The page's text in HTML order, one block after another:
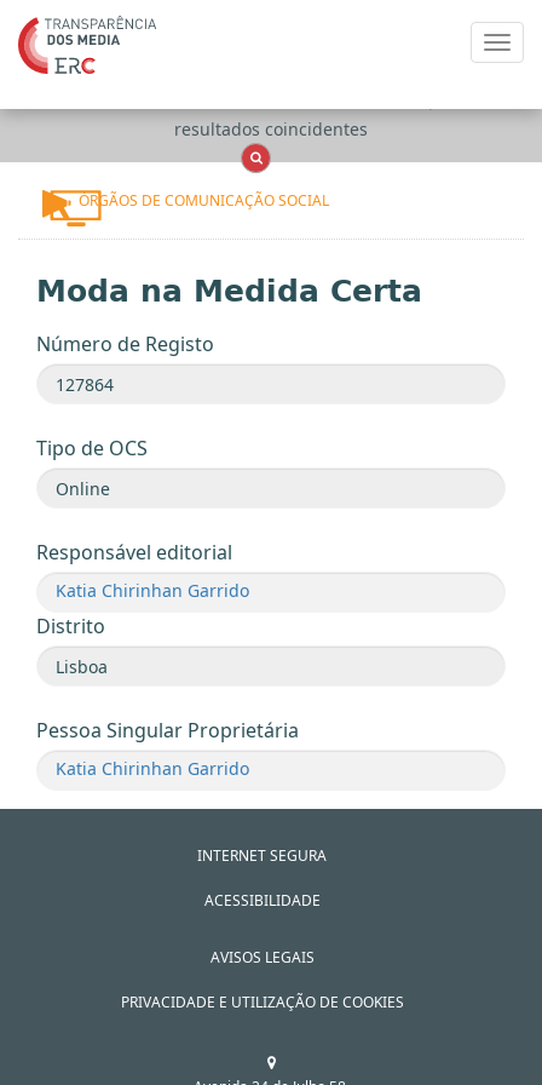
resultados coincidentes
ÓRGÃOS DE COMUNICAÇÃO SOCIAL
Moda na Medida Certa
Número de Registo
Tipo de OCS
Responsável editorial
Katia Chirinhan Garrido
Distrito
Pessoa Singular Proprietária
Katia Chirinhan Garrido
INTERNET SEGURA
ACESSIBILIDADE
AVISOS LEGAIS
PRIVACIDADE E UTILIZAÇÃO DE COOKIES